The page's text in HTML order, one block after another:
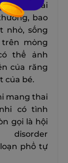
cho thai
bao
nhỏ, sống
mỏng
thể ảnh
của răng
của bé.
mang thai
có tình
gọi là hội
disorder
phổ tự